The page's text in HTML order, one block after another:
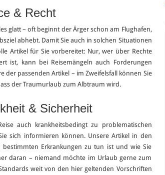
& Recht
glatt – oft beginnt der Ärger schon am Flughafen,
abhebt. Damit Sie auch in solchen Situationen
Artikel für Sie vorbereitet: Nur, wer über Rechte
ist, kann bei Reisemängeln auch Forderungen
der passenden Artikel – im Zweifelsfall können Sie
der Traumurlaub zum Albtraum wird.
& Sicherheit
auch krankheitsbedingt zu problematischen
sich informieren können. Unsere Artikel in den
Erkrankungen zu tun ist und wie Sie
daran – niemand möchte im Urlaub gerne zum
weit von den hier geltenden Vorschriften